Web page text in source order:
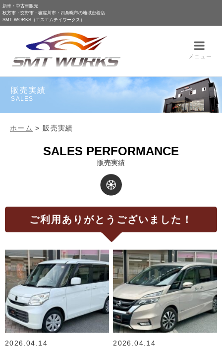
新車・中古車販売
枚方市・交野市・寝屋川市・四条畷市の地域密着店
SMT WORKS（エスエムテイワークス）
メニュー
販売実績
SALES
ホーム >販売実績
SALES PERFORMANCE
販売実績
ご利用ありがとうございました！
2026.04.14
2026.04.14